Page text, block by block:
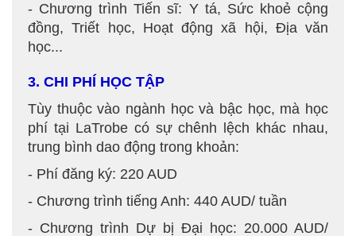
- Chương trình Tiến sĩ: Y tá, Sức khoẻ cộng
đồng, Triết học, Hoạt động xã hội, Địa văn
học...
3. CHI PHÍ HỌC TẬP
Tùy thuộc vào ngành học và bậc học, mà học
phí tại LaTrobe có sự chênh lệch khác nhau,
trung bình dao động trong khoản:
- Phí đăng ký: 220 AUD
- Chương trình tiếng Anh: 440 AUD/ tuần
- Chương trình Dự bị Đại học: 20.000 AUD/